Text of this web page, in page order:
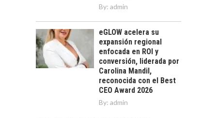
By: admin
eGLOW acelera su
expansión regional
enfocada en ROI y
conversión, liderada por
Carolina Mandil,
reconocida con el Best
CEO Award 2026
By: admin